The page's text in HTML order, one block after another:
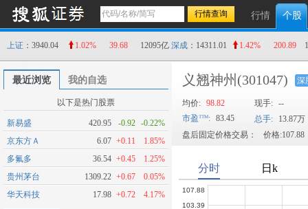
行情 个股
上证 ：3940.04 1.02% 39.68 12095亿 深成 ：14311.01 1.42% 200.89
最近浏览 我的自选
以下是热门股票
新易盛 420.95 -0.92 -0.22%
京东方Ａ
6.07 +0.11
1.85%
多氟多
36.54 +0.45
1.25%
贵州茅台
1309.22 +0.67
0.05%
华天科技
17.98 +0.72 4.17%
义翘神州 (301047) 深
均价: 98.82 现手: --
市盈
: 83.45 总手:
13.87万
盘后固定价格交易：
价格:107.88